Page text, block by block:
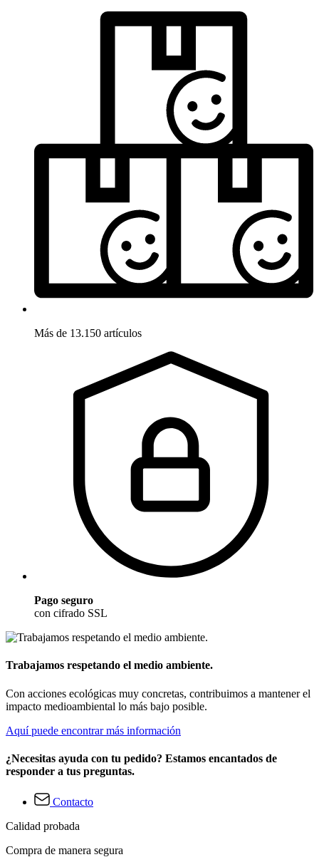
Más de 13.150 artículos
Pago seguro
con cifrado SSL
Trabajamos respetando el medio ambiente.
Con acciones ecológicas muy concretas, contribuimos a mantener el
impacto medioambiental lo más bajo posible.
Aquí puede encontrar más información
¿Necesitas ayuda con tu pedido? Estamos encantados de
responder a tus preguntas.
Contacto
Calidad probada
Compra de manera segura